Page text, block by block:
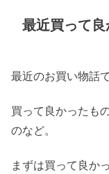
最近買って良
最近のお買い物話で
買って良かったも
のなど。
まずは買って良か